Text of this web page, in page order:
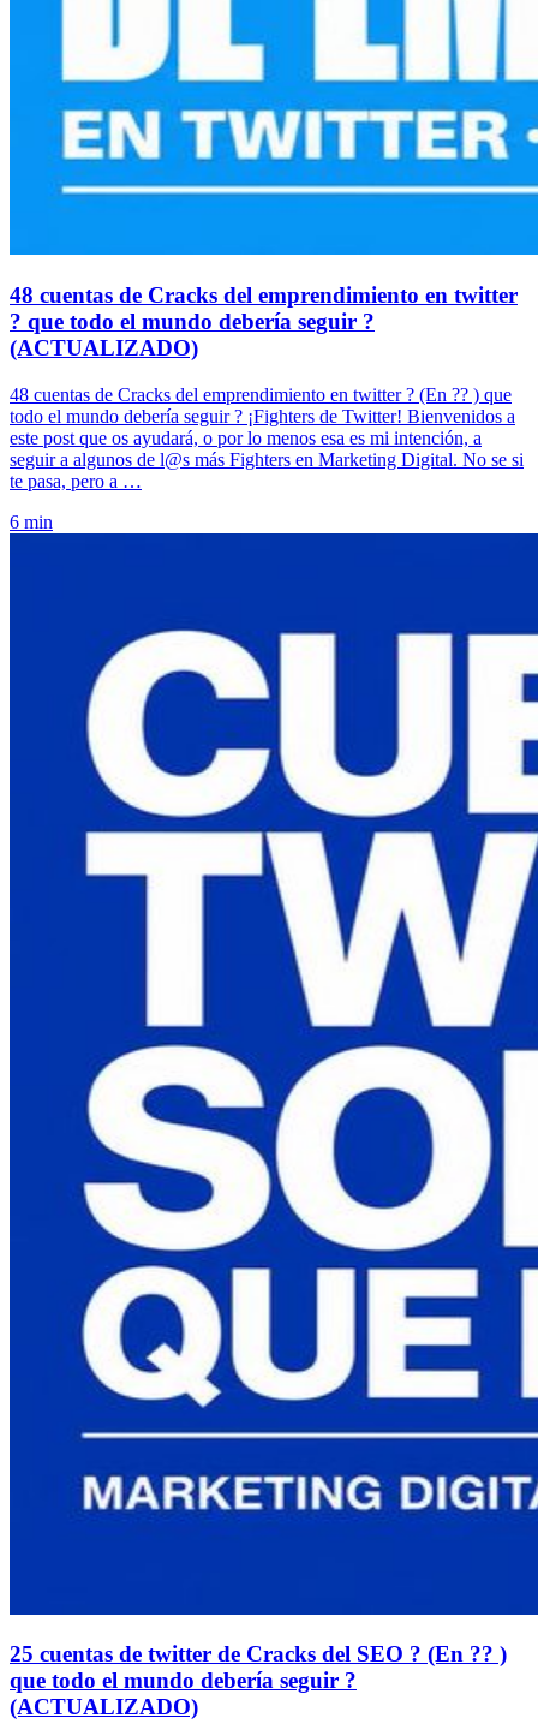
48 cuentas de Cracks del emprendimiento en twitter
? que todo el mundo debería seguir ?
(ACTUALIZADO)
48 cuentas de Cracks del emprendimiento en twitter ? (En ?? ) que
todo el mundo debería seguir ? ¡Fighters de Twitter! Bienvenidos a
este post que os ayudará, o por lo menos esa es mi intención, a
seguir a algunos de l@s más Fighters en Marketing Digital. No se si
te pasa, pero a …
6 min
25 cuentas de twitter de Cracks del SEO ? (En ?? )
que todo el mundo debería seguir ?
(ACTUALIZADO)